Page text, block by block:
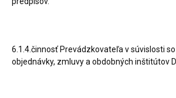
6.1.4.činnosť Prevádzkovateľa v súvislosti
objednávky, zmluvy a obdobných inštitútov